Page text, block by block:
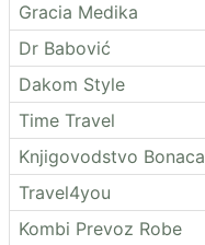
Gracia Medika
Dr Babović
Dakom Style
Time Travel
Knjigovodstvo Bonaca
Travel4you
Kombi Prevoz Robe